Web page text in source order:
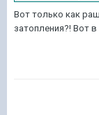
Вот только как
затопления?! Вот